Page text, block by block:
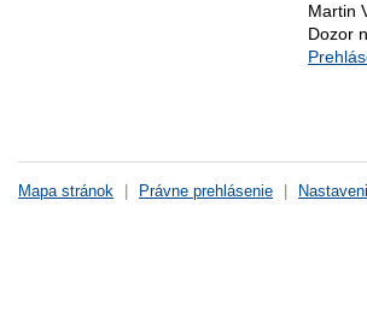
Martin
Dozor
Mapa stránok | Právne prehlásenie |